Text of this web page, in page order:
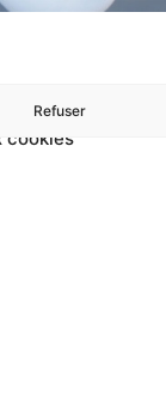
cookies
Refuser